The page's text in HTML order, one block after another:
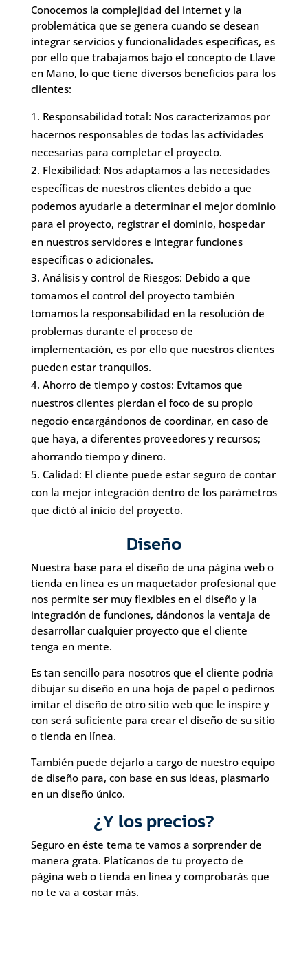
Conocemos la complejidad del internet y la
problemática que se genera cuando se desean
integrar servicios y funcionalidades específicas, es
por ello que trabajamos bajo el concepto de Llave
en Mano, lo que tiene diversos beneficios para los
clientes:
Responsabilidad total: Nos caracterizamos por
hacernos responsables de todas las actividades
necesarias para completar el proyecto.
Flexibilidad: Nos adaptamos a las necesidades
específicas de nuestros clientes debido a que
podemos ayudarle a determinar el mejor dominio
para el proyecto, registrar el dominio, hospedar
en nuestros servidores e integrar funciones
específicas o adicionales.
Análisis y control de Riesgos: Debido a que
tomamos el control del proyecto también
tomamos la responsabilidad en la resolución de
problemas durante el proceso de
implementación, es por ello que nuestros clientes
pueden estar tranquilos.
Ahorro de tiempo y costos: Evitamos que
nuestros clientes pierdan el foco de su propio
negocio encargándonos de coordinar, en caso de
que haya, a diferentes proveedores y recursos;
ahorrando tiempo y dinero.
Calidad: El cliente puede estar seguro de contar
con la mejor integración dentro de los parámetros
que dictó al inicio del proyecto.
Diseño
Nuestra base para el diseño de una página web o
tienda en línea es un maquetador profesional que
nos permite ser muy flexibles en el diseño y la
integración de funciones, dándonos la ventaja de
desarrollar cualquier proyecto que el cliente
tenga en mente.
Es tan sencillo para nosotros que el cliente podría
dibujar su diseño en una hoja de papel o pedirnos
imitar el diseño de otro sitio web que le inspire y
con será suficiente para crear el diseño de su sitio
o tienda en línea.
También puede dejarlo a cargo de nuestro equipo
de diseño para, con base en sus ideas, plasmarlo
en un diseño único.
¿Y los precios?
Seguro en éste tema te vamos a sorprender de
manera grata. Platícanos de tu proyecto de
página web o tienda en línea y comprobarás que
no te va a costar más.